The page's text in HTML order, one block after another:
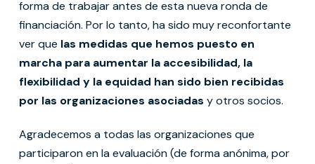
forma de trabajar antes de esta nueva ronda de
financiación. Por lo tanto, ha sido muy reconfortante
ver que las medidas que hemos puesto en
marcha para aumentar la accesibilidad, la
flexibilidad y la equidad han sido bien recibidas
por las organizaciones asociadas y otros socios.
Agradecemos a todas las organizaciones que
participaron en la evaluación (de forma anónima, por